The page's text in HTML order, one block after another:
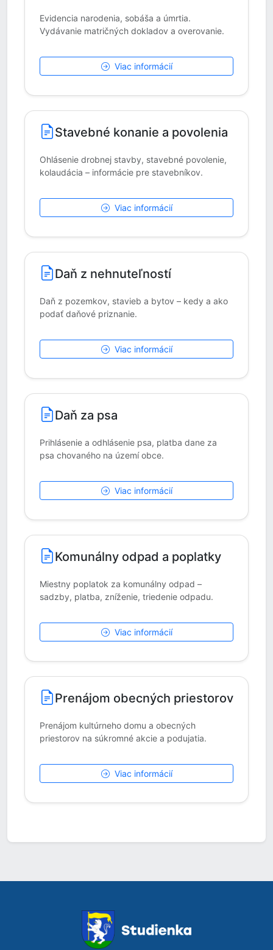
Evidencia narodenia, sobáša a úmrtia.
Vydávanie matričných dokladov a overovanie.
Viac informácií
Stavebné konanie a povolenia
Ohlásenie drobnej stavby, stavebné povolenie,
kolaudácia – informácie pre stavebníkov.
Viac informácií
Daň z nehnuteľností
Daň z pozemkov, stavieb a bytov – kedy a ako
podať daňové priznanie.
Viac informácií
Daň za psa
Prihlásenie a odhlásenie psa, platba dane za
psa chovaného na území obce.
Viac informácií
Komunálny odpad a poplatky
Miestny poplatok za komunálny odpad –
sadzby, platba, zníženie, triedenie odpadu.
Viac informácií
Prenájom obecných priestorov
Prenájom kultúrneho domu a obecných
priestorov na súkromné akcie a podujatia.
Viac informácií